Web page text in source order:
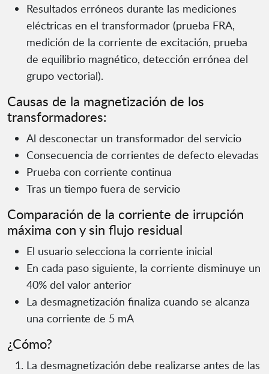
Resultados erróneos durante las mediciones
eléctricas en el transformador (prueba FRA,
medición de la corriente de excitación, prueba
de equilibrio magnético, detección errónea del
grupo vectorial).
Causas de la magnetización de los
transformadores:
Al desconectar un transformador del servicio
Consecuencia de corrientes de defecto elevadas
Prueba con corriente continua
Tras un tiempo fuera de servicio
Comparación de la corriente de irrupción
máxima con y sin flujo residual
El usuario selecciona la corriente inicial
En cada paso siguiente, la corriente disminuye un
40% del valor anterior
La desmagnetización finaliza cuando se alcanza
una corriente de 5 mA
¿Cómo?
La desmagnetización debe realizarse antes de las